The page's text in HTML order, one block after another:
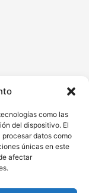
como las
del dispositivo. El
datos como
únicas en este
afectar